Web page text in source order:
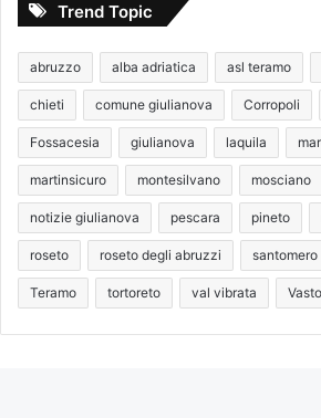
Trend Topic
abruzzo alba adriatica asl teramo
chieti comune giulianova Corropoli
Fossacesia giulianova laquila
martinsicuro montesilvano mosciano
notizie giulianova pescara pineto
roseto roseto degli abruzzi santomero
Teramo tortoreto val vibrata Vasto